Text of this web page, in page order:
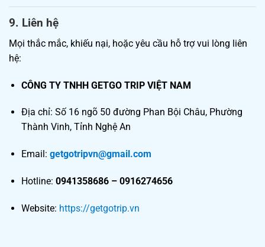
9. Liên hệ
Mọi thắc mắc, khiếu nại, hoặc yêu cầu hỗ trợ vui lòng liên
hệ:
CÔNG TY TNHH GETGO TRIP VIỆT NAM
Địa chỉ: Số 16 ngõ 50 đường Phan Bội Châu, Phường
Thành Vinh, Tỉnh Nghệ An
Email: getgotripvn@gmail.com
Hotline: 0941358686 – 0916274656
Website: https://getgotrip.vn